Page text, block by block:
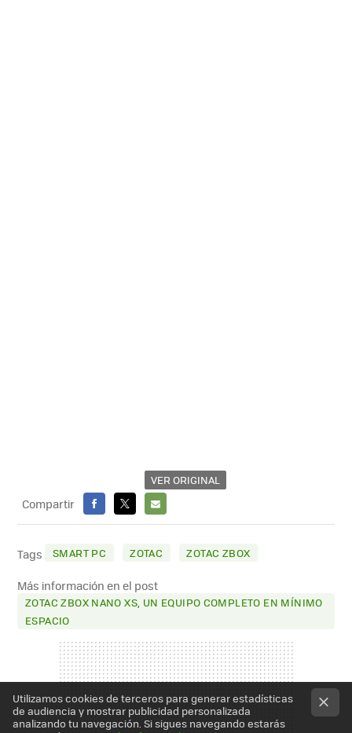
VER ORIGINAL
Compartir
FACEBOOK
X
E-
MAIL
Tags SMART PC ZOTAC ZOTAC ZBOX
Más información en el post
ZOTAC ZBOX NANO XS, UN EQUIPO COMPLETO EN MÍNIMO
ESPACIO
Utilizamos cookies de terceros para generar estadísticas
de audiencia y mostrar publicidad personalizada
analizando tu navegación. Si sigues navegando estarás